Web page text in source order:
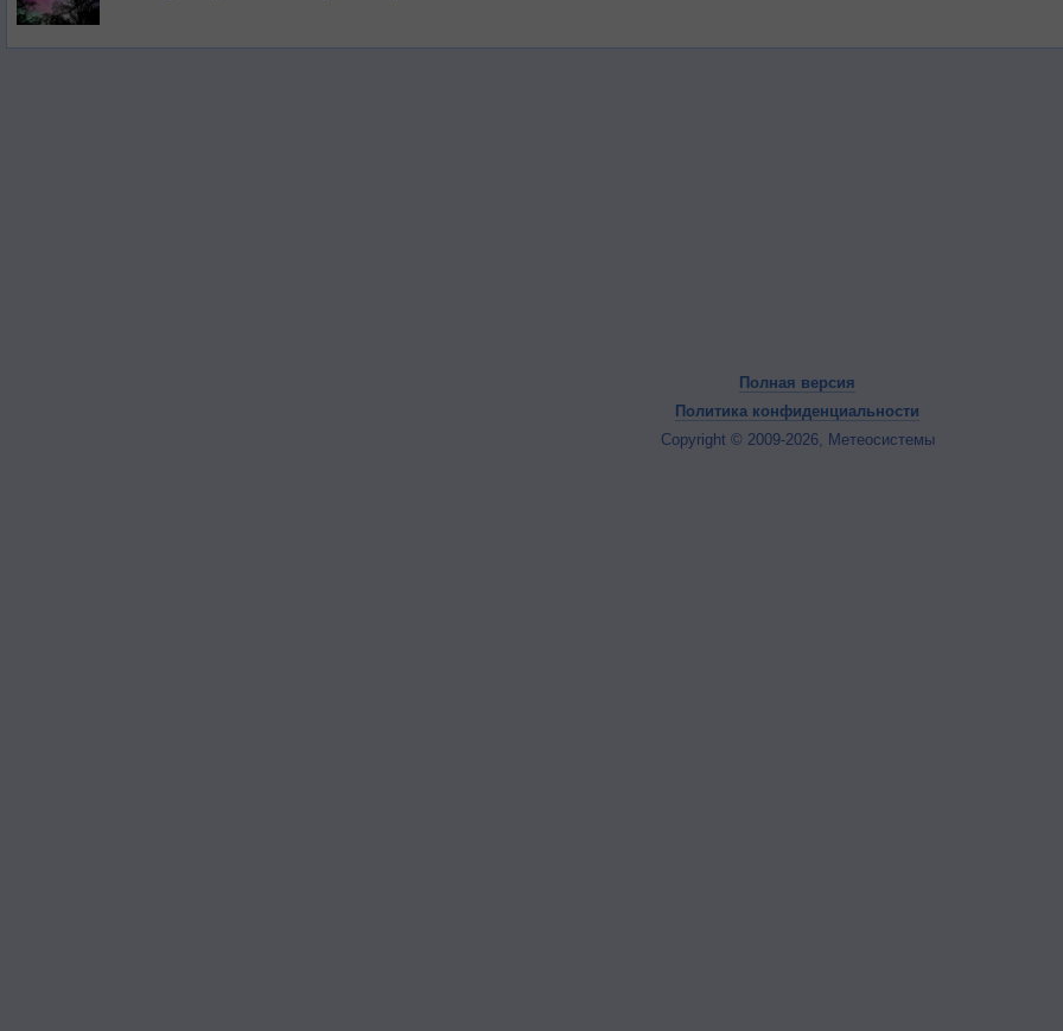
Полная версия
Политика конфиденциальности
Copyright © 2009-2026, Метеосистемы